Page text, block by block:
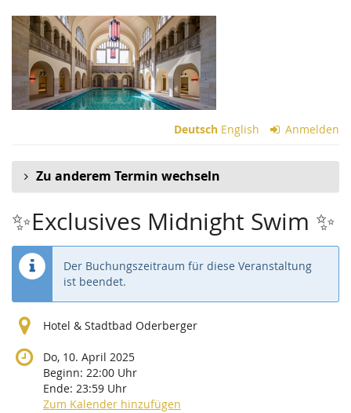
Zum
Haupt-
Inhalt
springen
Deutsch English Anmelden
Zu anderem Termin wechseln
✨Exclusives Midnight Swim ✨
Der Buchungszeitraum für diese Veranstaltung
ist beendet.
Hotel & Stadtbad Oderberger
Do, 10. April 2025
Beginn: 22:00 Uhr
Ende: 23:59 Uhr
Zum Kalender hinzufügen